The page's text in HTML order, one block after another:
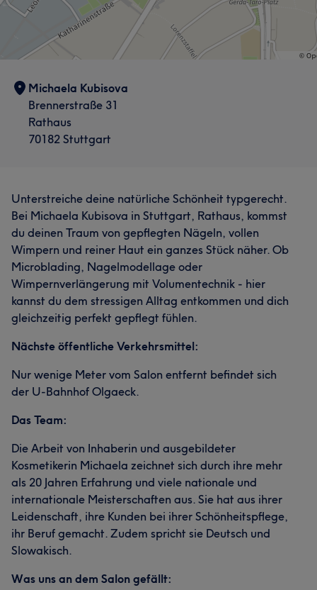
Michaela Kubisova
Brennerstraße 31
Rathaus
70182 Stuttgart
Unterstreiche deine natürliche Schönheit typgerecht.
Bei Michaela Kubisova in Stuttgart, Rathaus, kommst
du deinen Traum von gepflegten Nägeln, vollen
Wimpern und reiner Haut ein ganzes Stück näher. Ob
Microblading, Nagelmodellage oder
Wimpernverlängerung mit Volumentechnik - hier
kannst du dem stressigen Alltag entkommen und dich
gleichzeitig perfekt gepflegt fühlen.
Nächste öffentliche Verkehrsmittel:
Nur wenige Meter vom Salon entfernt befindet sich
der U-Bahnhof Olgaeck.
Das Team:
Die Arbeit von Inhaberin und ausgebildeter
Kosmetikerin Michaela zeichnet sich durch ihre mehr
als 20 Jahren Erfahrung und viele nationale und
internationale Meisterschaften aus. Sie hat aus ihrer
Leidenschaft, ihre Kunden bei ihrer Schönheitspflege,
ihr Beruf gemacht. Zudem spricht sie Deutsch und
Slowakisch.
Was uns an dem Salon gefällt: